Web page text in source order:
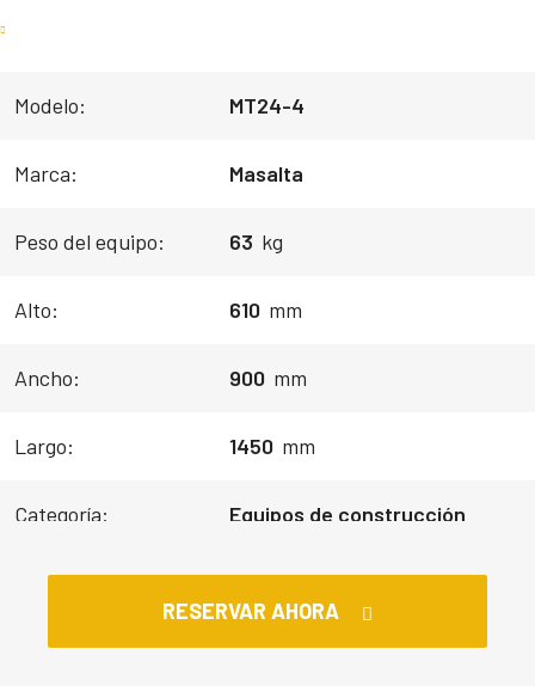
Modelo: MT24-4
Marca: Masalta
Peso del equipo: 63 kg
Alto: 610 mm
Ancho: 900 mm
Largo: 1450 mm
Categoría: Equipos de construcción
RESERVAR AHORA